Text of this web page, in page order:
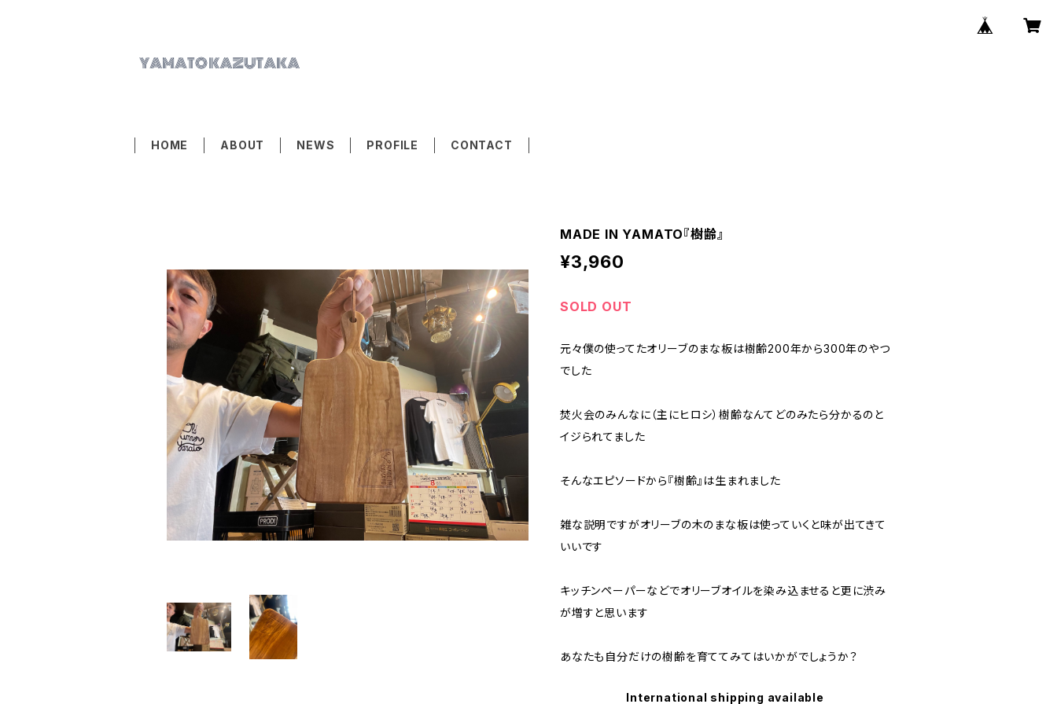
HOME ABOUT NEWS PROFILE CONTACT
MADE IN YAMATO『樹齢』
¥3,960
SOLD OUT
元々僕の使ってたオリーブのまな板は樹齢200年から300年のやつ
でした
焚火会のみんなに（主にヒロシ）樹齢なんてどのみたら分かるのと
イジられてました
そんなエピソードから『樹齢』は生まれました
雑な説明ですがオリーブの木のまな板は使っていくと味が出てきて
いいです
キッチンペーパーなどでオリーブオイルを染み込ませると更に渋み
が増すと思います
あなたも自分だけの樹齢を育ててみてはいかがでしょうか？
International shipping available